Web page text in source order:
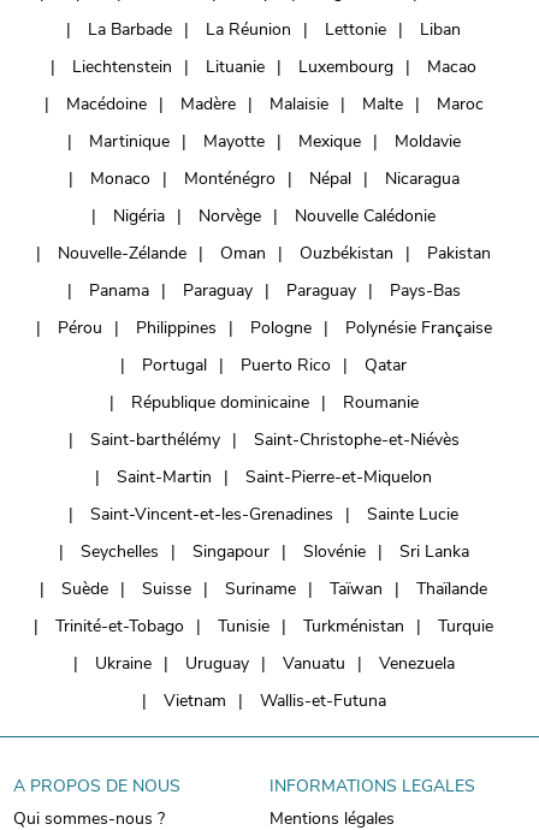
La Barbade
La Réunion Lettonie
Liban
Liechtenstein
Lituanie Luxembourg
Macao
Macédoine
Madère Malaisie Malte
Maroc
Martinique
Mayotte Mexique
Moldavie
Monaco
Monténégro Népal
Nicaragua
Nigéria
Norvège
Nouvelle Calédonie
Nouvelle-Zélande
Oman Ouzbékistan
Pakistan
Panama
Paraguay Paraguay
Pays-Bas
Pérou
Philippines Pologne
Polynésie Française
Portugal
Puerto Rico
Qatar
République dominicaine
Roumanie
Saint-barthélémy
Saint-Christophe-et-Niévès
Saint-Martin
Saint-Pierre-et-Miquelon
Saint-Vincent-et-les-Grenadines
Sainte Lucie
Seychelles
Singapour Slovénie
Sri Lanka
Suède
Suisse Suriname Taïwan
Thaïlande
Trinité-et-Tobago
Tunisie Turkménistan
Turquie
Ukraine
Uruguay Vanuatu
Venezuela
Vietnam
Wallis-et-Futuna
A PROPOS DE NOUS
Qui sommes-nous ?
INFORMATIONS LEGALES
Mentions légales